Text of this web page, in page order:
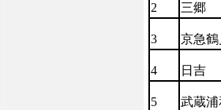
2 三郷
3 京急鶴
4 日吉
5 武蔵浦